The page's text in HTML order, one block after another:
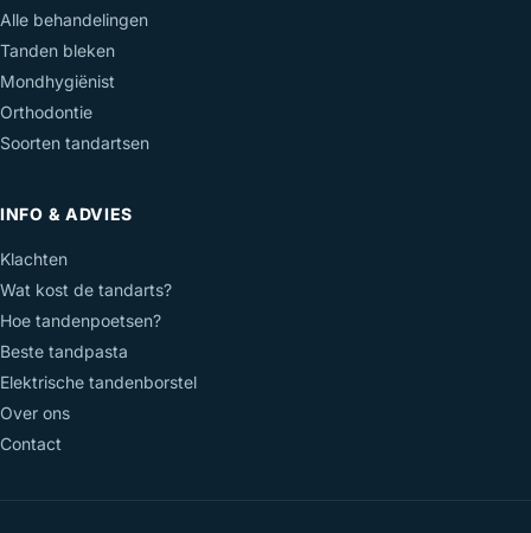
Alle behandelingen
Tanden bleken
Mondhygiënist
Orthodontie
Soorten tandartsen
INFO & ADVIES
Klachten
Wat kost de tandarts?
Hoe tandenpoetsen?
Beste tandpasta
Elektrische tandenborstel
Over ons
Contact